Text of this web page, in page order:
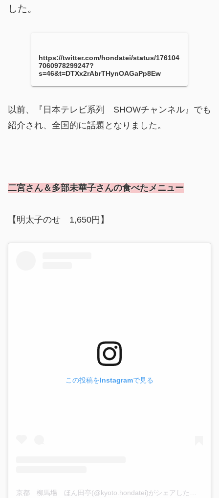
した。
https://twitter.com/hondatei/status/176104
7060978299247?
s=46&t=DTXx2rAbrTHynOAGaPp8Ew
以前、『日本テレビ系列 SHOWチャンネル』でも
紹介され、全国的に話題となりました。
二宮さん＆多部未華子さんの食べたメニュー
【明太子のせ 1,650円】
この投稿をInstagramで見る
京都 柳馬場 ほん田亭(@kyoto.hondatei)がシェアした投稿